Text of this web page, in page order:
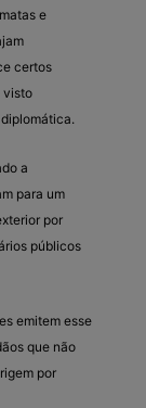
e
certos
visto
a
para um
por
públicos
emitem esse
que não
por